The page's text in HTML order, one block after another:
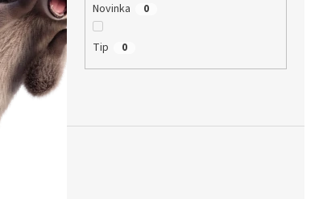
Novinka 0
Tip 0